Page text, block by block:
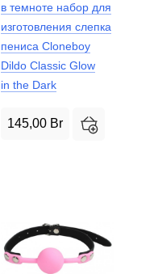
в темноте набор для
изготовления слепка
пениса Cloneboy
Dildo Classic Glow
in the Dark
145,00 Br